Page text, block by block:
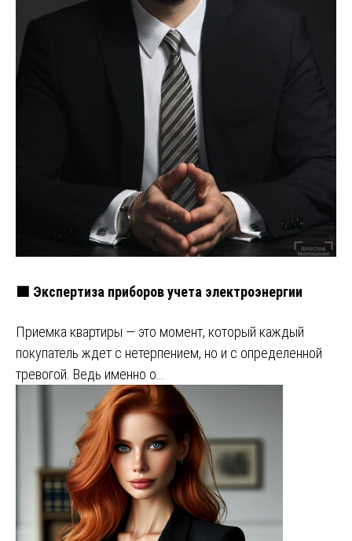
🟩 Экспертиза приборов учета электроэнергии
Приемка квартиры — это момент, который каждый
покупатель ждет с нетерпением, но и с определенной
тревогой. Ведь именно о…